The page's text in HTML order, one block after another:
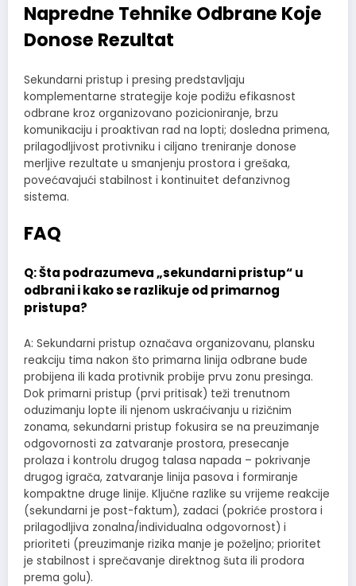
Napredne Tehnike Odbrane Koje
Donose Rezultat
Sekundarni pristup i presing predstavljaju
komplementarne strategije koje podižu efikasnost
odbrane kroz organizovano pozicioniranje, brzu
komunikaciju i proaktivan rad na lopti; dosledna primena,
prilagodljivost protivniku i ciljano treniranje donose
merljive rezultate u smanjenju prostora i grešaka,
povećavajući stabilnost i kontinuitet defanzivnog
sistema.
FAQ
Q: Šta podrazumeva „sekundarni pristup“ u
odbrani i kako se razlikuje od primarnog
pristupa?
A: Sekundarni pristup označava organizovanu, plansku
reakciju tima nakon što primarna linija odbrane bude
probijena ili kada protivnik probije prvu zonu presinga.
Dok primarni pristup (prvi pritisak) teži trenutnom
oduzimanju lopte ili njenom uskraćivanju u rizičnim
zonama, sekundarni pristup fokusira se na preuzimanje
odgovornosti za zatvaranje prostora, presecanje
prolaza i kontrolu drugog talasa napada – pokrivanje
drugog igrača, zatvaranje linija pasova i formiranje
kompaktne druge linije. Ključne razlike su vrijeme reakcije
(sekundarni je post-faktum), zadaci (pokriće prostora i
prilagodljiva zonalna/individualna odgovornost) i
prioriteti (preuzimanje rizika manje je poželjno; prioritet
je stabilnost i sprečavanje direktnog šuta ili prodora
prema golu).